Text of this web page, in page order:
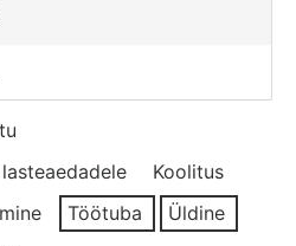
Koolitus
Töötuba
Üldine